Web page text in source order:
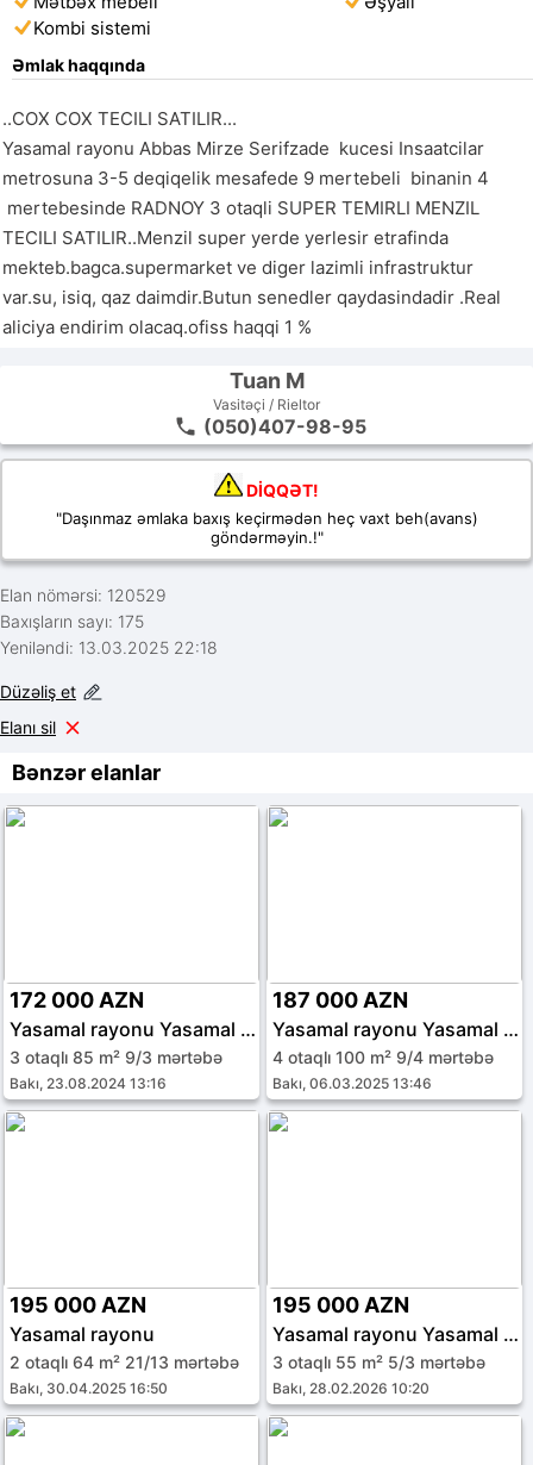
Kombi sistemi
Əmlak haqqında
..COX COX TECILI SATILIR...
Yasamal rayonu Abbas Mirze Serifzade  kucesi Insaatcilar
metrosuna 3-5 deqiqelik mesafede 9 mertebeli  binanin 4
TECILI SATILIR..Menzil super yerde yerlesir etrafinda
mekteb.bagca.supermarket ve diger lazimli infrastruktur
var.su, isiq, qaz daimdir.Butun senedler qaydasindadir .Real
Tuan M
Vasitəçi / Rieltor
(050)407-98-95
DİQQƏT!
"Daşınmaz əmlaka baxış keçirmədən heç vaxt beh(avans)
göndərməyin.!"
Elan nömərsi: 120529
Baxışların sayı: 175
Yeniləndi: 13.03.2025 22:18
Düzəliş et
Elanı sil
Bənzər elanlar
172 000 AZN
Yasamal rayonu Yasamal qəs.
3 otaqlı 85 m² 9/3 mərtəbə
Bakı, 23.08.2024 13:16
187 000 AZN
Yasamal rayonu Yasamal qəs.
4 otaqlı 100 m² 9/4 mərtəbə
Bakı, 06.03.2025 13:46
195 000 AZN
Yasamal rayonu
2 otaqlı 64 m² 21/13 mərtəbə
Bakı, 30.04.2025 16:50
195 000 AZN
Yasamal rayonu Yasamal qəs.
3 otaqlı 55 m² 5/3 mərtəbə
Bakı, 28.02.2026 10:20